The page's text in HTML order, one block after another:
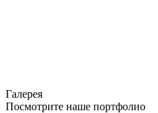
Галерея
Посмотрите наше портфолио